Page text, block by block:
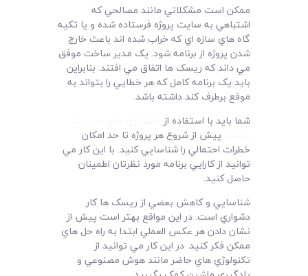
ممکن است مشکلاتي مانند مصالحي که
اشتباهي به سايت پروژه فرستاده شده و يا تکيه
گاه هاي سازه اي که خراب شده اند باعث خارج
شدن پروژه از برنامه شود. يک مدير ساخت موفق
مي داند که ريسک ها اتفاق مي افتند. بنابراين
بايد يک برنامه کامل که هر خطايي را بتواند به
موقع برطرف کند داشته باشد.
شما بايد با استفاده از
پيش از شروع هر پروژه تا حد امکان
خطرات احتمالي را شناسايي کنيد. با اين کار مي
توانيد از کارايي برنامه مورد نظرتان اطمينان
حاصل کنيد.
شناسايي و کاهش بعضي از ريسک ها کار
دشواري است. در اين مواقع بهتر است پيش از
نشان دادن هر عکس العملي ابتدا به راه حل هاي
ممکن فکر کنيد. در اين کار مي توانيد از
تکنولوژي هاي حاضر مانند هوش مصنوعي و